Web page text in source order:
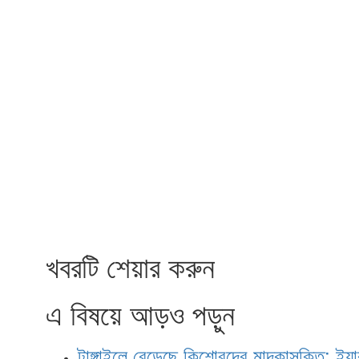
খবরটি শেয়ার করুন
এ বিষয়ে আড়ও পড়ুন